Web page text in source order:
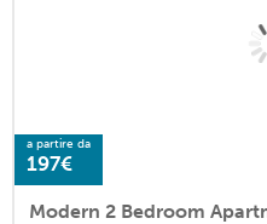
a partire da
197€